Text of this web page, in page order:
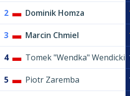
2 Dominik Homza
3 Marcin Chmiel
4 Tomek "Wendka" Wendicki
5 Piotr Zaremba